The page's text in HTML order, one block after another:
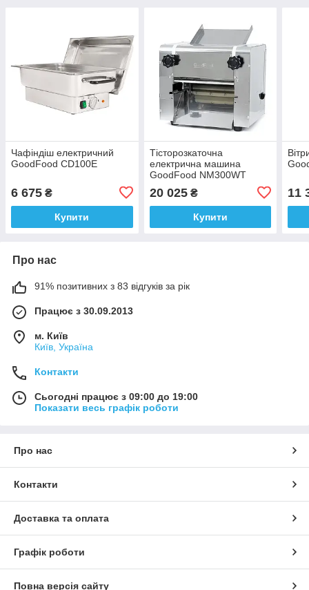
Чафіндіш електричний
GoodFood CD100E
6 675 ₴
Купити
Тісторозкаточна
електрична машина
GoodFood NM300WT
20 025₴
Купити
11
Про нас
91% позитивних з 83 відгуків за рік
Працює з 30.09.2013
м. Київ
Київ, Україна
Контакти
Сьогодні працює з 09:00 до 19:00
Показати весь графік роботи
Про нас
Контакти
Доставка та оплата
Графік роботи
Повна версія сайту